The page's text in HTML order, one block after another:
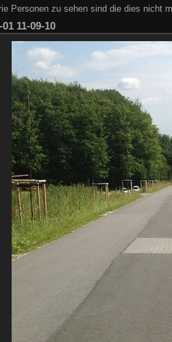
Personen zu sehen sind die dies
11-09-10